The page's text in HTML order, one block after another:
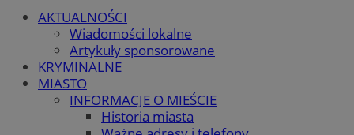
AKTUALNOŚCI
Wiadomości lokalne
Artykuły sponsorowane
KRYMINALNE
MIASTO
INFORMACJE O MIEŚCIE
Historia miasta